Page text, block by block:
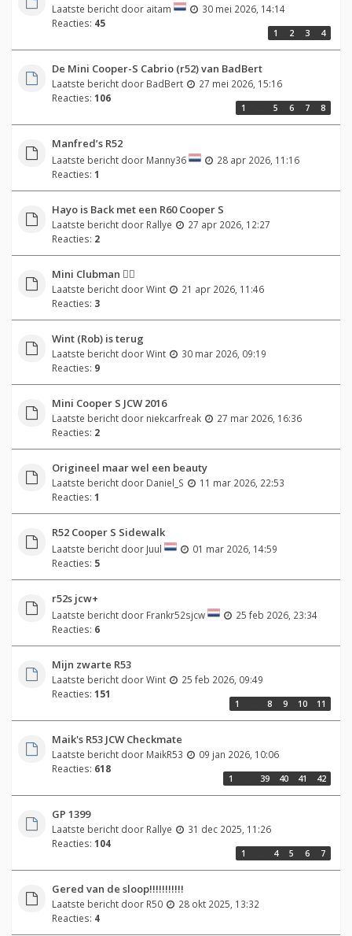
Laatste bericht door aitam
30 mei 2026, 14:14
Reacties: 45
1 2 3 4
De Mini Cooper-S Cabrio (r52) van BadBert
Laatste bericht door BadBert
27 mei 2026, 15:16
Reacties: 106
1 5 6 7 8
Manfred’s R52
Laatste bericht door Manny36
28 apr 2026, 11:16
Reacties: 1
Hayo is Back met een R60 Cooper S
Laatste bericht door Rallye
27 apr 2026, 12:27
Reacties: 2
Mini Clubman 👌🏻
Laatste bericht doorWint
21 apr 2026, 11:46
Reacties: 3
Wint (Rob) is terug
Laatste bericht doorWint
30 mar 2026, 09:19
Reacties: 9
Mini Cooper S JCW 2016
Laatste bericht door niekcarfreak
27 mar 2026, 16:36
Reacties: 2
Origineel maar wel een beauty
Laatste bericht door Daniel_S
11 mar 2026, 22:53
Reacties: 1
R52 Cooper S Sidewalk
Laatste bericht door Juul
01 mar 2026, 14:59
Reacties: 5
r52s jcw+
Laatste bericht door Frankr52sjcw
25 feb 2026, 23:34
Reacties: 6
Mijn zwarte R53
Laatste bericht doorWint
25 feb 2026, 09:49
Reacties: 151
1 8 9 10 11
Maik's R53 JCW Checkmate
Laatste bericht door MaikR53
09 jan 2026, 10:06
Reacties: 618
1 39 40 41 42
GP 1399
Laatste bericht door Rallye
31 dec 2025, 11:26
Reacties: 104
1 4 5 6 7
Gered van de sloop!!!!!!!!!!!
Laatste bericht door R50
28 okt 2025, 13:32
Reacties: 4